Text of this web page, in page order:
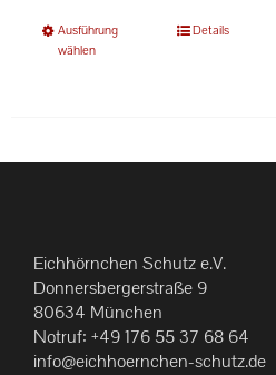
Ausführung
wählen
Dieses
können
auf
der
Produktseite
Details
Eichhörnchen Schutz e.V.
Donnersbergerstraße 9
80634 München
Notruf: +49 176 55 37 68 64
info@eichhoernchen-schutz.de